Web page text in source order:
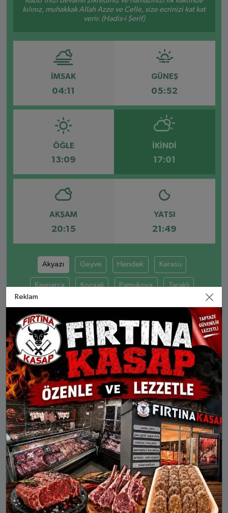
kılınız, muhakkak Allah Azze ve Celle, size ecrinizi kat kat
verir. (Hadis-i Şerif)
İMSAK
04:11
GÜNEŞ
05:52
ÖĞLE
13:09
İKINDI
17:01
AKŞAM
20:15
YATSI
21:49
Akyazı Geyve Hendek Karasu
Kaynarca Kocaali Pamukova Taraklı
AKYAZI AYLIK NAMAZ VAKITLERI
İMSAK GÜNEŞ ÖĞLE İKINDI
6 Ağu Per
04:11 05:52 13:09 17:01
20:15
7 Ağu Cum
04:12 05:53 13:08 17:00
8 Ağu Cts
04:14 05:54 13:08 17:00
20:13
9 Ağu Paz
04:15 05:55 13:08 16:59
20:12
10 Ağu Pts
04:17 05:56 13:08 16:59
20:10
11 Ağu Sal
04:18 05:57 13:08 16:58
20:09
12 Ağu Çar
04:20 05:58 13:08 16:58
20:08
13 Ağu Per
04:21 05:59 13:08 16:57
20:06
Reklam